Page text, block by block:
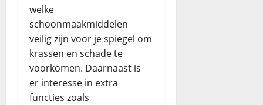
welke
schoonmaakmiddelen
veilig zijn voor je spiegel om
krassen en schade te
voorkomen. Daarnaast is
er interesse in extra
functies zoals